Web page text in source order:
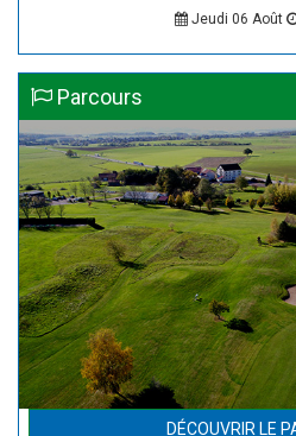
Jeudi 06 Août
Parcours
DÉCOUVRIR LE